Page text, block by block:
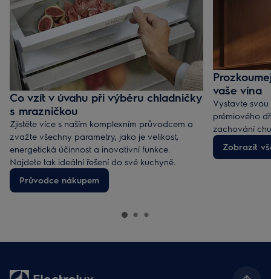
Co vzít v úvahu při výběru chladničky
s mrazničkou
Zjistěte více s naším komplexním průvodcem a
zvažte všechny parametry, jako je velikost,
energetická účinnost a inovativní funkce.
Najdete tak ideální řešení do své kuchyně.
Průvodce nákupem
vaše vína
Vystavte
prémiového
zachování
Zobrazit